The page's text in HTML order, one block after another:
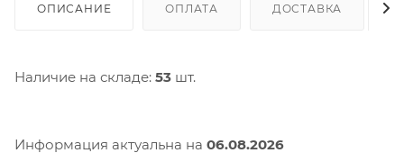
ОПИСАНИЕ ОПЛАТА ДОСТАВКА
Наличие на складе: 53 шт.
Информация актуальна на 06.08.2026